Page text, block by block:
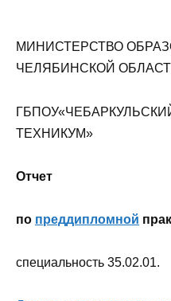
МИНИСТЕРСТВО
ЧЕЛЯБИНСКОЙ
ТЕХНИКУМ»
Отчет
по преддипломной
специальность 35.02.01.